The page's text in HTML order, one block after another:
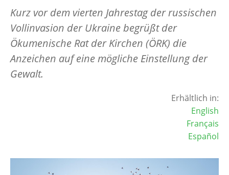
Kurz vor dem vierten Jahrestag der russischen
Vollinvasion der Ukraine begrüßt der
Ökumenische Rat der Kirchen (ÖRK) die
Anzeichen auf eine mögliche Einstellung der
Gewalt.
Erhältlich in:
English
Français
Español